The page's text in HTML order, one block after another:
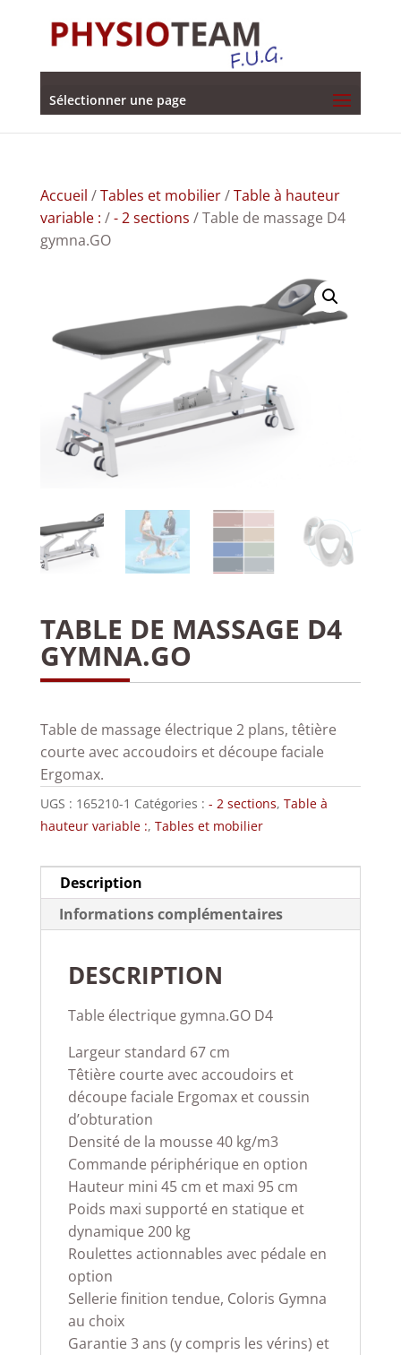
Sélectionner une page
Accueil /Tables et mobilier/Table à hauteur
variable : /- 2 sections / Table de massage D4
gymna.GO
TABLE DE MASSAGE D4
GYMNA.GO
Table de massage électrique 2 plans, têtière
courte avec accoudoirs et découpe faciale
Ergomax.
UGS : 165210-1 Catégories : - 2 sections, Table à
hauteur variable :, Tables et mobilier
Description
Informations complémentaires
DESCRIPTION
Table électrique gymna.GO D4
Largeur standard 67 cm
Têtière courte avec accoudoirs et
découpe faciale Ergomax et coussin
d’obturation
Densité de la mousse 40 kg/m3
Commande périphérique en option
Hauteur mini 45 cm et maxi 95 cm
Poids maxi supporté en statique et
dynamique 200 kg
Roulettes actionnables avec pédale en
option
Sellerie finition tendue, Coloris Gymna
au choix
Garantie 3 ans (y compris les vérins) et